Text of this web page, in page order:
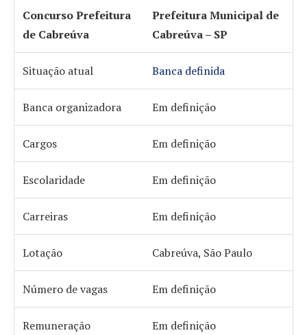
Concurso Prefeitura
de Cabreúva
Prefeitura Municipal de
Cabreúva – SP
Situação atual Banca definida
Banca organizadora Em definição
Cargos Em definição
Escolaridade Em definição
Carreiras Em definição
Lotação Cabreúva, São Paulo
Número de vagas Em definição
Remuneração Em definição